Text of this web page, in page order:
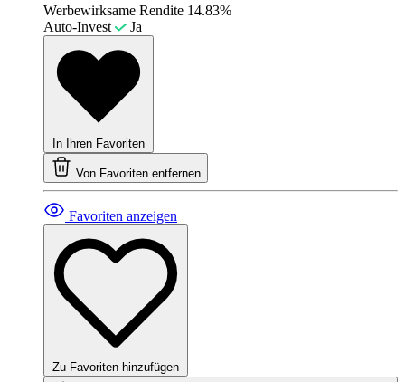
Werbewirksame Rendite 14.83%
Auto-Invest
Ja
In Ihren Favoriten
Von Favoriten entfernen
Favoriten anzeigen
Zu Favoriten hinzufügen